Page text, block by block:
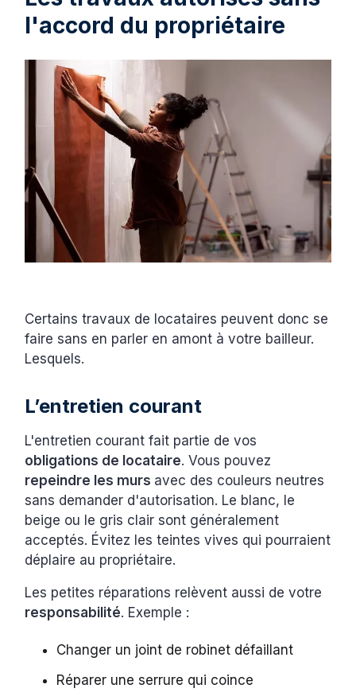
l'accord du propriétaire
Certains travaux de locataires peuvent donc se
faire sans en parler en amont à votre bailleur.
Lesquels.
L’entretien courant
L'entretien courant fait partie de vos
obligations de locataire. Vous pouvez
repeindre les murs avec des couleurs neutres
sans demander d'autorisation. Le blanc, le
beige ou le gris clair sont généralement
acceptés. Évitez les teintes vives qui pourraient
déplaire au propriétaire.
Les petites réparations relèvent aussi de votre
responsabilité. Exemple :
Changer un joint de robinet défaillant
Réparer une serrure qui coince